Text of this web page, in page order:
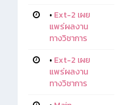
• Ext-2 เผย
แพร่ผลงาน
ทางวิชาการ
• Ext-2 เผย
แพร่ผลงาน
ทางวิชาการ